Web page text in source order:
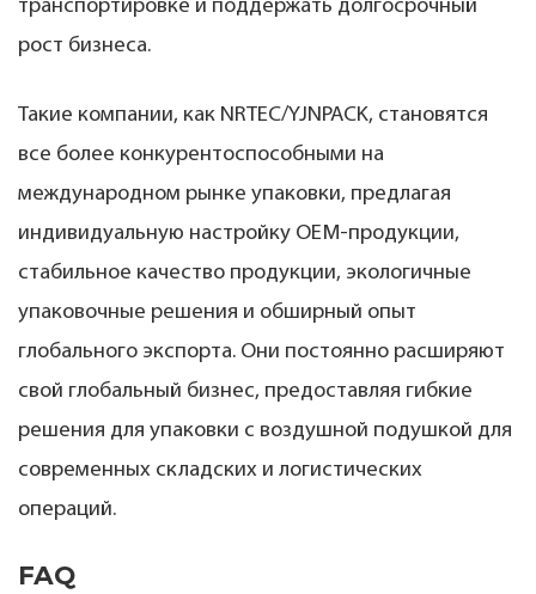
транспортировке и поддержать долгосрочный
рост бизнеса.
Такие компании, как NRTEC/YJNPACK, становятся
все более конкурентоспособными на
международном рынке упаковки, предлагая
индивидуальную настройку OEM-продукции,
стабильное качество продукции, экологичные
упаковочные решения и обширный опыт
глобального экспорта. Они постоянно расширяют
свой глобальный бизнес, предоставляя гибкие
решения для упаковки с воздушной подушкой для
современных складских и логистических
операций.
FAQ